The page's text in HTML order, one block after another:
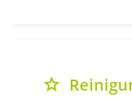
grade